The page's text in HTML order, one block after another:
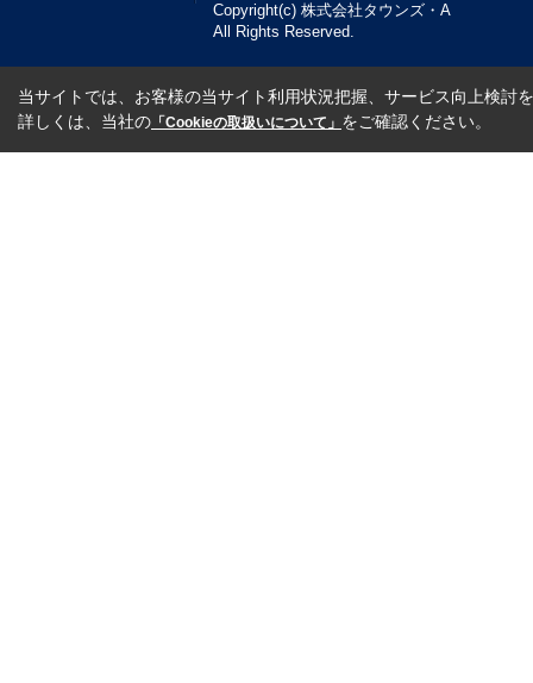
Copyright(c) 株式会社タウンズ・A
All Rights Reserved.
当サイトでは、お客様の当サイト利用状況把握、サービス向上検討
詳しくは、当社の 「Cookieの取扱いについて」 をご確認ください。